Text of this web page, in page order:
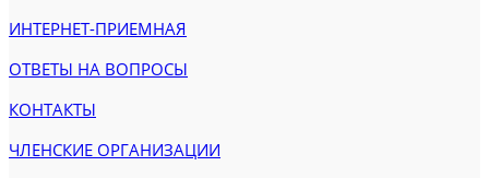
ИНТЕРНЕТ-ПРИЕМНАЯ
ОТВЕТЫ НА ВОПРОСЫ
КОНТАКТЫ
ЧЛЕНСКИЕ ОРГАНИЗАЦИИ